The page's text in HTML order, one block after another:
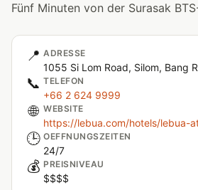
Fünf Minuten von der Surasak
📍 ADRESSE
1055 Si Lom Road, Silom, Bang
📞 TELEFON
+66 2 624 9999
🌐 WEBSITE
https://lebua.com/hotels/lebua-
🕒 OEFFNUNGSZEITEN
24/7
💰 PREISNIVEAU
$$$$